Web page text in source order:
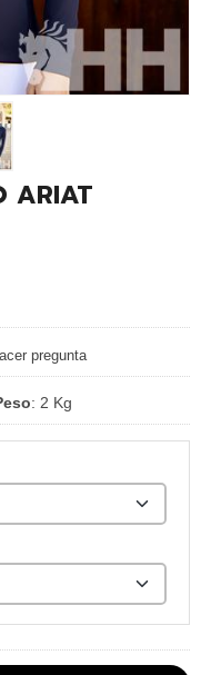
ARIAT
pregunta
: 2 Kg